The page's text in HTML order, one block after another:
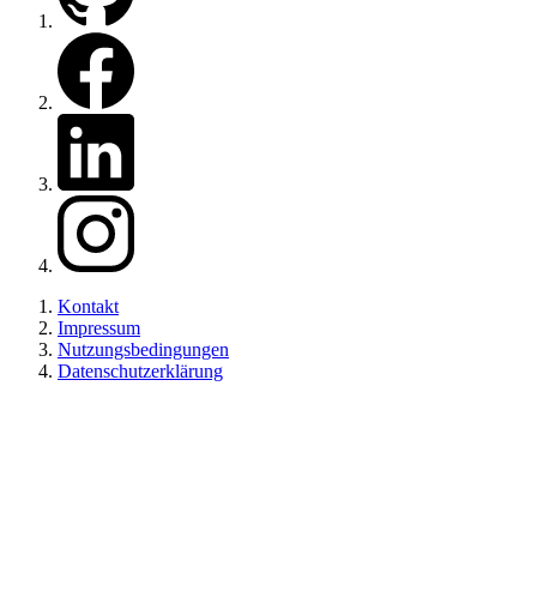
Zu unserer Facebook Seite
Zu unserem LinkedIn
Zu unserem Instagram
Kontakt
Impressum
Nutzungsbedingungen
Datenschutzerklärung